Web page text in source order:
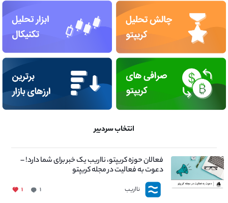
انتخاب سردبیر
فعالان حوزه کریپتو، نااریب یک خبر برای شما دارد! –
دعوت به فعالیت در مجله کریپتو
نااریب ۱ ۱